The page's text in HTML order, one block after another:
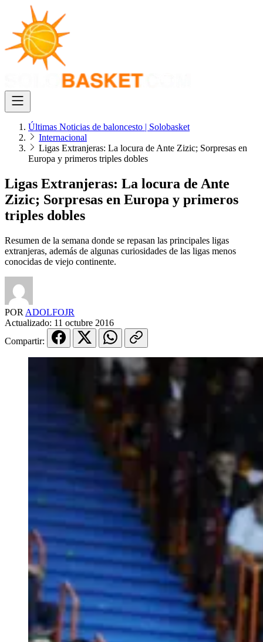
Últimas Noticias de baloncesto | Solobasket
Internacional
Ligas Extranjeras: La locura de Ante Zizic; Sorpresas en
Europa y primeros triples dobles
Ligas Extranjeras: La locura de Ante
Zizic; Sorpresas en Europa y primeros
triples dobles
Resumen de la semana donde se repasan las principales ligas
extranjeras, además de algunas curiosidades de las ligas menos
conocidas de viejo continente.
POR ADOLFOJR
Actualizado: 11 octubre 2016
Compartir: